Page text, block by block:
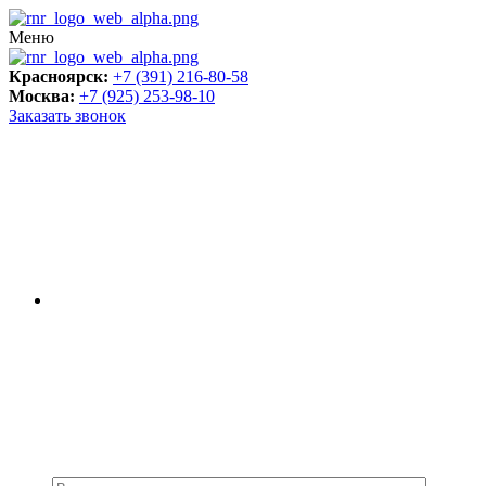
Меню
Красноярск: +7 (391) 216-80-58
Москва: +7 (925) 253-98-10
Заказать звонок